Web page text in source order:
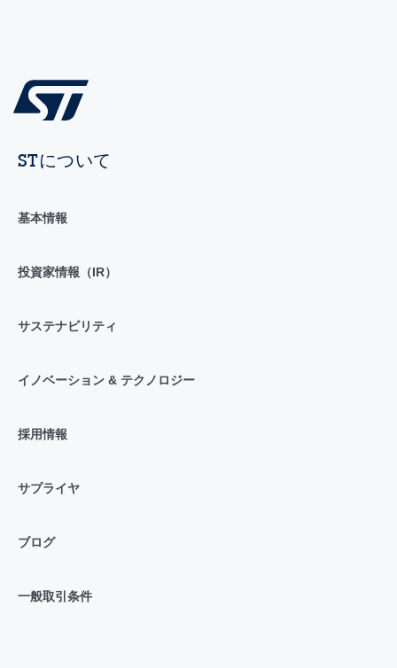
STについて
基本情報
投資家情報（IR）
サステナビリティ
イノベーション & テクノロジー
採用情報
サプライヤ
ブログ
一般取引条件